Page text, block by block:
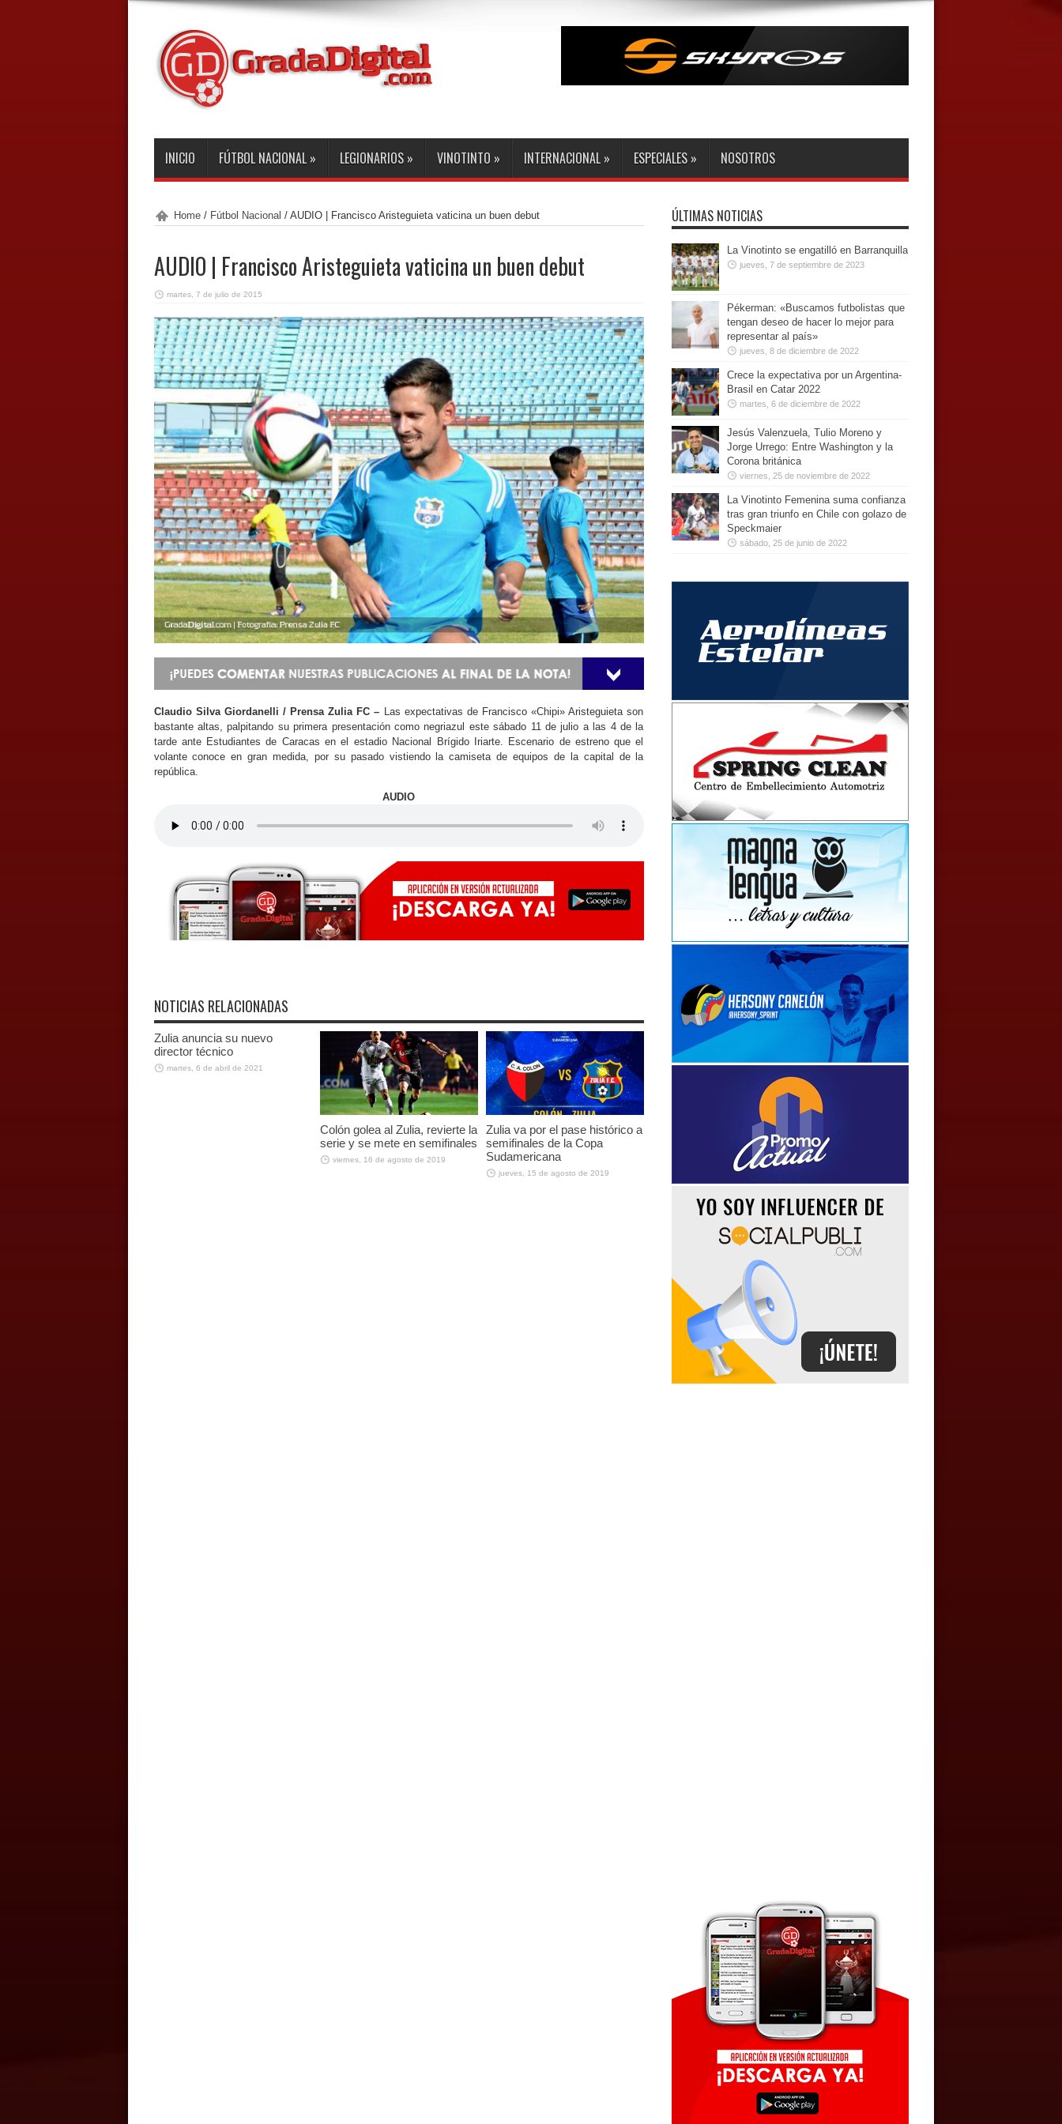
INICIO FÚTBOL NACIONAL » LEGIONARIOS » VINOTINTO » INTERNACIONAL » ESPECIALES » NOSOTROS
Home/ Fútbol Nacional / AUDIO | Francisco Aristeguieta vaticina un buen debut
AUDIO | Francisco Aristeguieta vaticina un buen debut
martes, 7 de julio de 2015
Claudio Silva Giordanelli / Prensa Zulia FC – Las expectativas de Francisco «Chipi» Aristeguieta son
bastante altas, palpitando su primera presentación como negriazul este sábado 11 de julio a las 4 de la
tarde ante Estudiantes de Caracas en el estadio Nacional Brígido Iriarte. Escenario de estreno que el
volante conoce en gran medida, por su pasado vistiendo la camiseta de equipos de la capital de la
república.
AUDIO
NOTICIAS RELACIONADAS
Zulia anuncia su nuevo
director técnico
martes, 6 de abril de 2021
Colón golea al Zulia, revierte la
serie y se mete en semifinales
viernes, 16 de agosto de 2019
Zulia va por el pase histórico a
semifinales de la Copa
Sudamericana
jueves, 15 de agosto de 2019
ÚLTIMAS NOTICIAS
La Vinotinto se engatilló en Barranquilla
jueves, 7 de septiembre de 2023
Pékerman: «Buscamos futbolistas que
tengan deseo de hacer lo mejor para
representar al país»
jueves, 8 de diciembre de 2022
Crece la expectativa por un Argentina-
Brasil en Catar 2022
martes, 6 de diciembre de 2022
Jesús Valenzuela, Tulio Moreno y
Jorge Urrego: Entre Washington y la
Corona británica
viernes, 25 de noviembre de 2022
La Vinotinto Femenina suma confianza
tras gran triunfo en Chile con golazo de
Speckmaier
sábado, 25 de junio de 2022